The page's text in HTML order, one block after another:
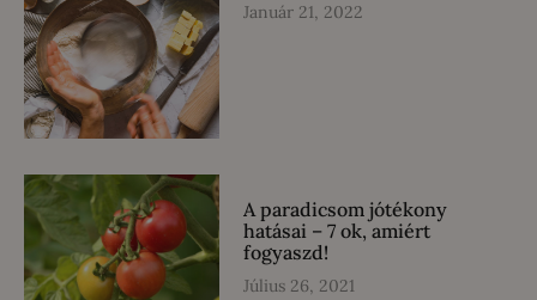
Január 21, 2022
A paradicsom jótékony
hatásai – 7 ok, amiért
fogyaszd!
Július 26, 2021